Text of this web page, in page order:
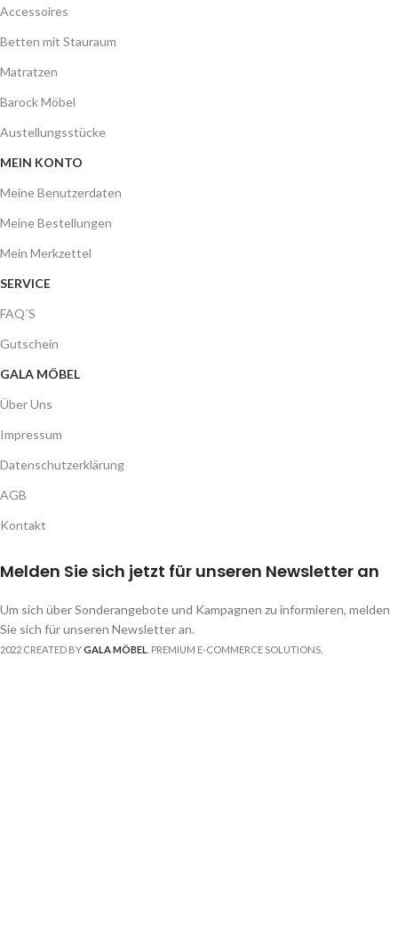
Accessoires
Betten mit Stauraum
Matratzen
Barock Möbel
Austellungsstücke
MEIN KONTO
Meine Benutzerdaten
Meine Bestellungen
Mein Merkzettel
SERVICE
FAQ´S
Gutschein
GALA MÖBEL
Über Uns
Impressum
Datenschutzerklärung
AGB
Kontakt
Melden Sie sich jetzt für unseren Newsletter an
Um sich über Sonderangebote und Kampagnen zu informieren, melden
Sie sich für unseren Newsletter an.
2022 CREATED BYGALA MÖBEL . PREMIUM E-COMMERCE SOLUTIONS.